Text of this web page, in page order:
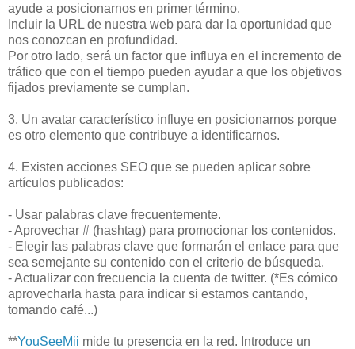
ayude a posicionarnos en primer término.
Incluir la URL de nuestra web para dar la oportunidad que
nos conozcan en profundidad.
Por otro lado, será un factor que influya en el incremento de
tráfico que con el tiempo pueden ayudar a que los objetivos
fijados previamente se cumplan.
3. Un avatar característico influye en posicionarnos porque
es otro elemento que contribuye a identificarnos.
4. Existen acciones SEO que se pueden aplicar sobre
artículos publicados:
- Usar palabras clave frecuentemente.
- Aprovechar # (hashtag) para promocionar los contenidos.
- Elegir las palabras clave que formarán el enlace para que
sea semejante su contenido con el criterio de búsqueda.
- Actualizar con frecuencia la cuenta de twitter. (*Es cómico
aprovecharla hasta para indicar si estamos cantando,
tomando café...)
**YouSeeMii mide tu presencia en la red. Introduce un